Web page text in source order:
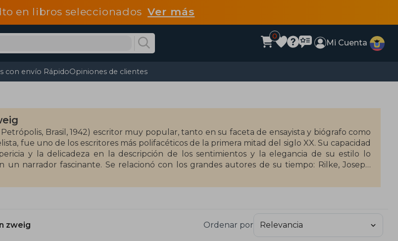
en libros seleccionadosVer más
0
Mi Cuenta
con envío RápidoOpiniones de clientes
Petrópolis, Brasil, 1942) escritor muy popular, tanto en su faceta de ensayista y biógrafo como
fue uno de los escritores más polifacéticos de la primera mitad del siglo XX. Su capacidad
y la delicadeza en la descripción de los sentimientos y la elegancia de su estilo lo
un narrador fascinante. Se relacionó con los grandes autores de su tiempo: Rilke, Joseph
Mann, H. G. Wells, Tagore, entre otros. Tras algunas décadas en las que sus obras se vieron
ignoradas, Zweig ha sido recuperado y actualmente goza del prestigio y la popularidad
literaria le correspondía.
zweig Ordenar por